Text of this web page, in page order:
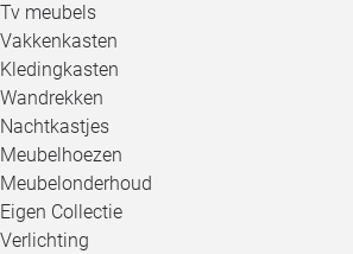
Tv meubels
Vakkenkasten
Kledingkasten
Wandrekken
Nachtkastjes
Meubelhoezen
Meubelonderhoud
Eigen Collectie
Verlichting